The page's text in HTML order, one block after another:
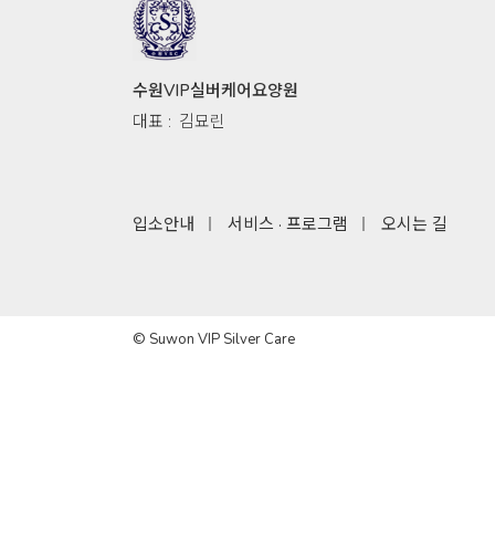
수원VIP실버케어요양원
대표 : 김묘린
입소안내 서비스 · 프로그램 오시는 길
© Suwon VIP Silver Care